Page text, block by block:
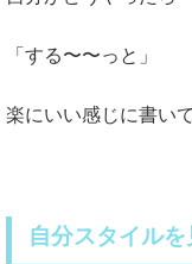
「する〜〜っと」
楽にいい感じに書い
自分スタイル